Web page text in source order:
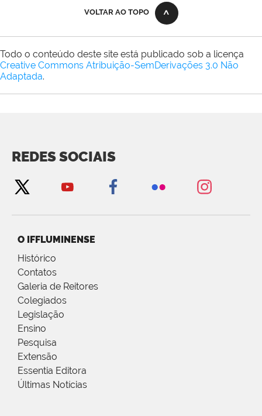
VOLTAR AO TOPO
Todo o conteúdo deste site está publicado sob a licença
Creative Commons Atribuição-SemDerivações 3.0 Não
Adaptada.
REDES SOCIAIS
O IFFLUMINENSE
Histórico
Contatos
Galeria de Reitores
Colegiados
Legislação
Ensino
Pesquisa
Extensão
Essentia Editora
Últimas Notícias